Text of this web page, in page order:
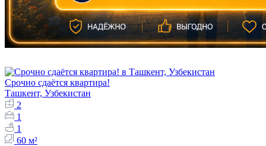
Срочно сдаётся квартира!
Ташкент, Узбекистан
2
1
1
60 м²